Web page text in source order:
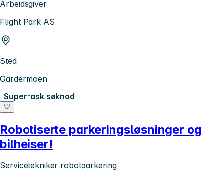
Arbeidsgiver
Flight Park AS
Sted
Gardermoen
Superrask søknad
Robotiserte parkeringsløsninger og
bilheiser!
Servicetekniker robotparkering